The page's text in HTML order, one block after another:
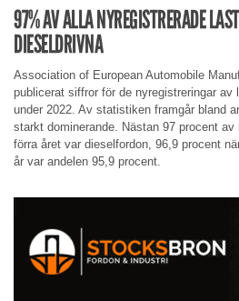
97% AV ALLA NYREGISTRERADE
DIESELDRIVNA
Association of European Automobile
publicerat siffror för de nyregistreringar av
under 2022. Av statistiken framgår bland
starkt dominerande. Nästan 97 procent
förra året var dieselfordon, 96,9 procent
år var andelen 95,9 procent.